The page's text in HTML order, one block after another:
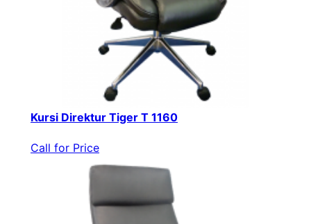
Kursi Direktur Tiger T 1160
Call for Price